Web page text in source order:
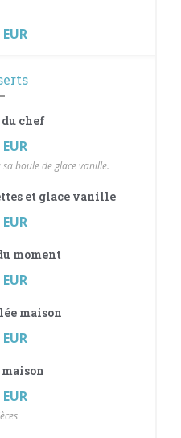
du chef
boule de glace vanille.
et glace vanille
moment
maison